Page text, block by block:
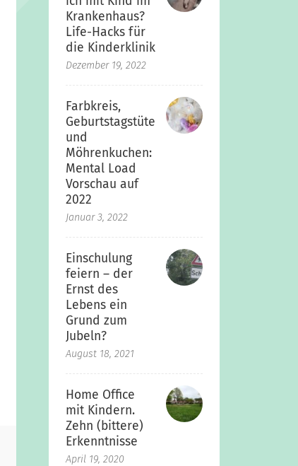
Krankenhaus?
Life-Hacks für
die Kinderklinik
Dezember 19, 2022
Farbkreis,
Geburtstagstüte
und
Möhrenkuchen:
Mental Load
Vorschau auf
2022
Januar 3, 2022
Einschulung
feiern – der
Ernst des
Lebens ein
Grund zum
Jubeln?
August 18, 2021
Home Office
mit Kindern.
Zehn (bittere)
Erkenntnisse
April 19, 2020